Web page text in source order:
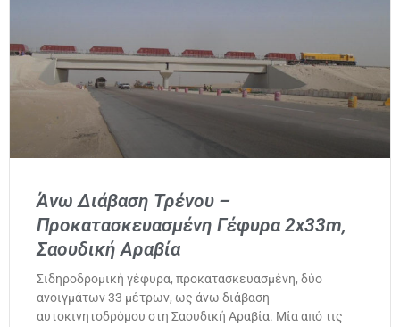
Άνω Διάβαση Τρένου –
Προκατασκευασμένη Γέφυρα 2x33m,
Σαουδική Αραβία
Σιδηροδρομική γέφυρα, προκατασκευασμένη, δύο
ανοιγμάτων 33 μέτρων, ως άνω διάβαση
αυτοκινητοδρόμου στη Σαουδική Αραβία. Μία από τις